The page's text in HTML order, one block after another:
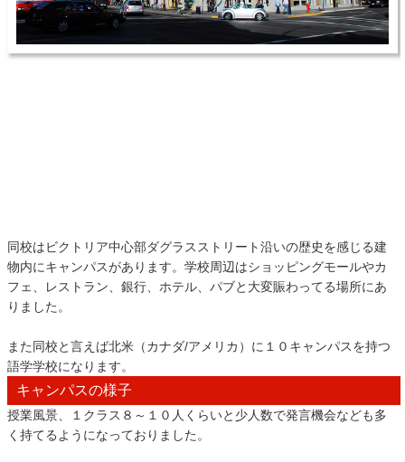
同校はビクトリア中心部ダグラスストリート沿いの歴史を感じる建
物内にキャンパスがあります。学校周辺はショッピングモールやカ
フェ、レストラン、銀行、ホテル、パブと大変賑わってる場所にあ
りました。
また同校と言えば北米（カナダ/アメリカ）に１０キャンパスを持つ
語学学校になります。
キャンパスの様子
授業風景、１クラス８～１０人くらいと少人数で発言機会なども多
く持てるようになっておりました。